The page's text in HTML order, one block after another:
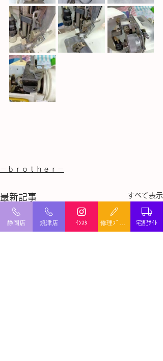
－ｂｒｏｔｈｅｒ－
最新記事 すべて表示
静岡店 焼津店 ｲﾝｽﾀ 宅配ｻｲﾄ